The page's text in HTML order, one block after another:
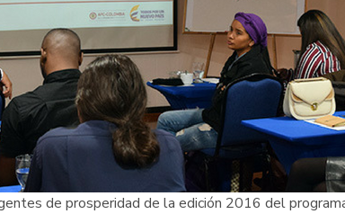
de prosperidad de la edición 2016 del